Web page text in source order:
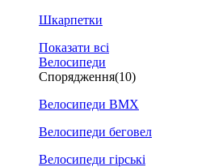
Шкарпетки
Показати всі
Велосипеди
Спорядження(10)
Велосипеди BMX
Велосипеди беговел
Велосипеди гірські